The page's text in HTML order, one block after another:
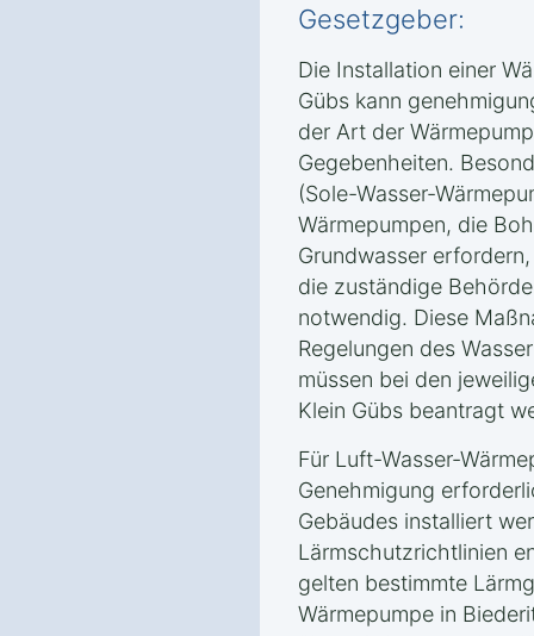
Gesetzgeber:
Die Installation einer
Gübs kann
der Art der
Gegebenheiten.
(Sole-Wasser-
Wärmepumpen, die
Grundwasser
die zuständige
notwendig. Diese
Regelungen des
müssen bei den
Klein Gübs beantragt
Für Luft-Wasser-
Genehmigung
Gebäudes installiert
Lärmschutzrichtlinien
gelten bestimmte
Wärmepumpe in